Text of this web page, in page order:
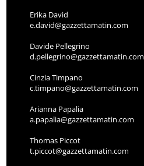
Erika David
e.david@gazzettamatin.com
Davide Pellegrino
d.pellegrino@gazzettamatin.com
Cinzia Timpano
c.timpano@gazzettamatin.com
Arianna Papalia
a.papalia@gazzettamatin.com
Thomas Piccot
t.piccot@gazzettamatin.com